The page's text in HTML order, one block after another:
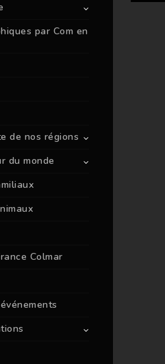
par Com en
de nos régions
du monde
Colmar